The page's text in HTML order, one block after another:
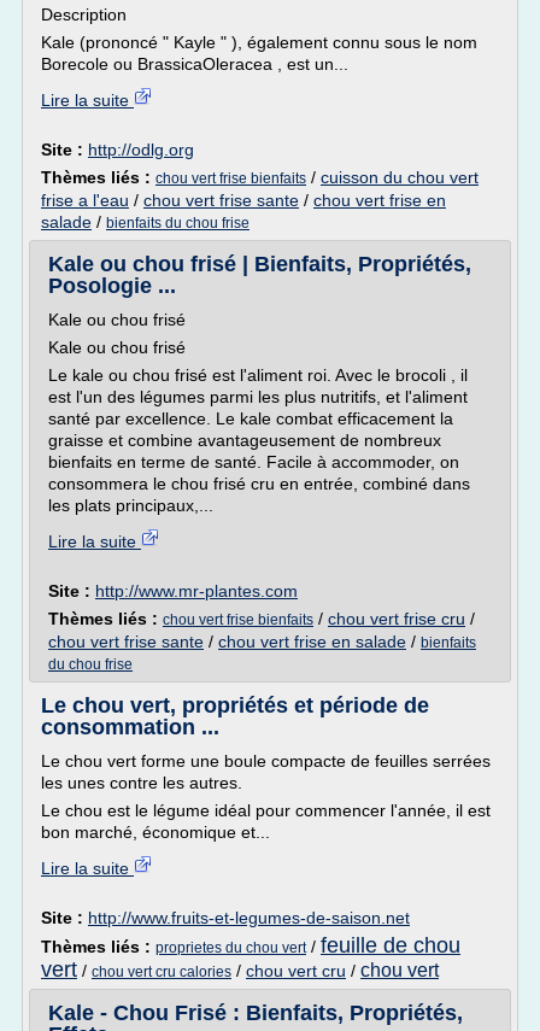
Description
Kale (prononcé " Kayle " ), également connu sous le nom
Borecole ou BrassicaOleracea , est un...
Lire la suite
Site : http://odlg.org
Thèmes liés : chou vert frise bienfaits / cuisson du chou vert
frise a l'eau / chou vert frise sante / chou vert frise en
salade / bienfaits du chou frise
Kale ou chou frisé | Bienfaits, Propriétés,
Posologie ...
Kale ou chou frisé
Kale ou chou frisé
Le kale ou chou frisé est l'aliment roi. Avec le brocoli , il
est l'un des légumes parmi les plus nutritifs, et l'aliment
santé par excellence. Le kale combat efficacement la
graisse et combine avantageusement de nombreux
bienfaits en terme de santé. Facile à accommoder, on
consommera le chou frisé cru en entrée, combiné dans
les plats principaux,...
Lire la suite
Site : http://www.mr-plantes.com
Thèmes liés : chou vert frise bienfaits / chou vert frise cru /
chou vert frise sante / chou vert frise en salade / bienfaits
du chou frise
Le chou vert, propriétés et période de
consommation ...
Le chou vert forme une boule compacte de feuilles serrées
les unes contre les autres.
Le chou est le légume idéal pour commencer l'année, il est
bon marché, économique et...
Lire la suite
Site : http://www.fruits-et-legumes-de-saison.net
Thèmes liés : proprietes du chou vert/ feuille de chou
vert / chou vert cru calories / chou vert cru / chou vert
Kale - Chou Frisé : Bienfaits, Propriétés,